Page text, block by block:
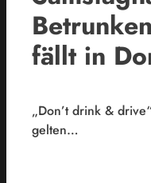
fällt in
„Don’t drink &
gelten…